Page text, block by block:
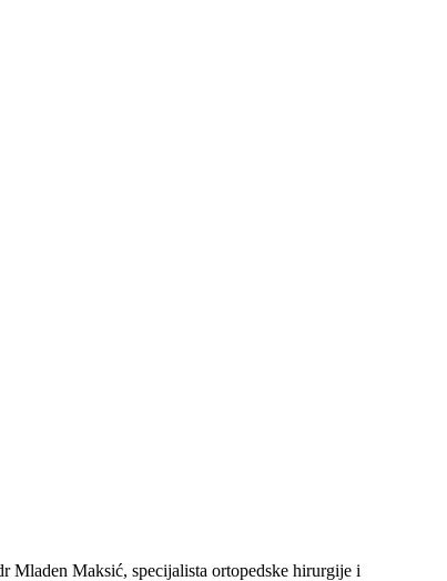
Maksić, specijalista ortopedske hirurgije i